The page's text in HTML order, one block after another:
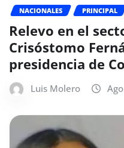
NACIONALES PRINCIPAL
Relevo en el
Crisóstomo
presidencia de
Luis Molero